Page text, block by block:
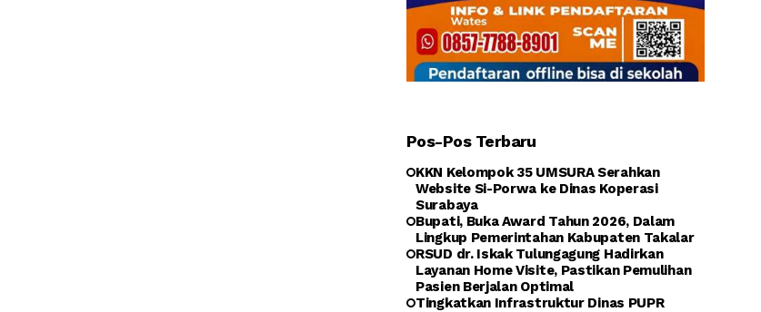
Pos-Pos Terbaru
KKN Kelompok 35 UMSURA Serahkan
Website Si-Porwa ke Dinas Koperasi
Surabaya
Bupati, Buka Award Tahun 2026, Dalam
Lingkup Pemerintahan Kabupaten Takalar
RSUD dr. Iskak Tulungagung Hadirkan
Layanan Home Visite, Pastikan Pemulihan
Pasien Berjalan Optimal
Tingkatkan Infrastruktur Dinas PUPR